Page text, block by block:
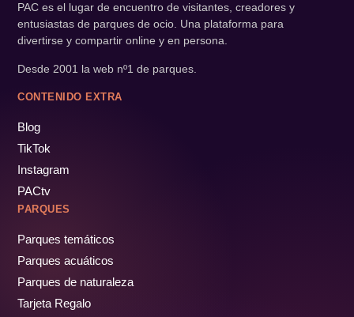
PAC es el lugar de encuentro de visitantes, creadores y
entusiastas de parques de ocio. Una plataforma para
divertirse y compartir online y en persona.
Desde 2001 la web nº1 de parques.
CONTENIDO EXTRA
Blog
TikTok
Instagram
PACtv
PARQUES
Parques temáticos
Parques acuáticos
Parques de naturaleza
Tarjeta Regalo